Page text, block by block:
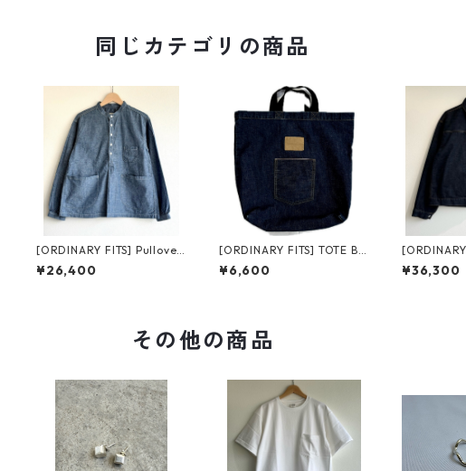
同じカテゴリの商品
[ORDINARY FITS] Pullover
Work Shirts オーディナリ
ーフィッツ プルオーバー ワ
¥26,400
[ORDINARY FITS] TOTE BA
G オーディナリーフィッツ
トートバッグ
¥6,600
pe 1st one
ナリーフィ
¥36,300
その他の商品